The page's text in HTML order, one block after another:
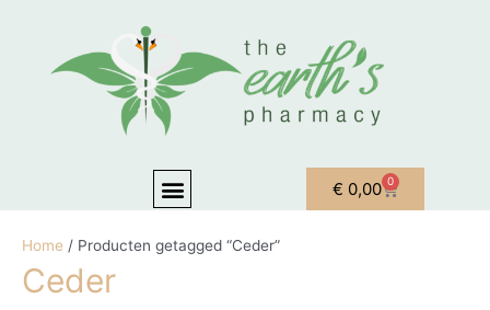
Menu € 0,00 0
Winkelwagen
Home / Producten getagged “Ceder”
Ceder